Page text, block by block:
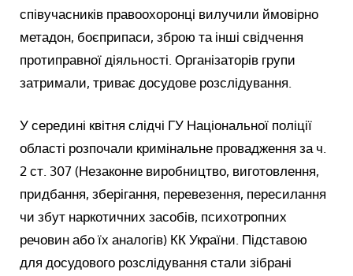
співучасників правоохоронці вилучили ймовірно
метадон, боєприпаси, зброю та інші свідчення
протиправної діяльності. Організаторів групи
затримали, триває досудове розслідування.
У середині квітня слідчі ГУ Національної поліції
області розпочали кримінальне провадження за ч.
2 ст. 307 (Незаконне виробництво, виготовлення,
придбання, зберігання, перевезення, пересилання
чи збут наркотичних засобів, психотропних
речовин або їх аналогів) КК України. Підставою
для досудового розслідування стали зібрані